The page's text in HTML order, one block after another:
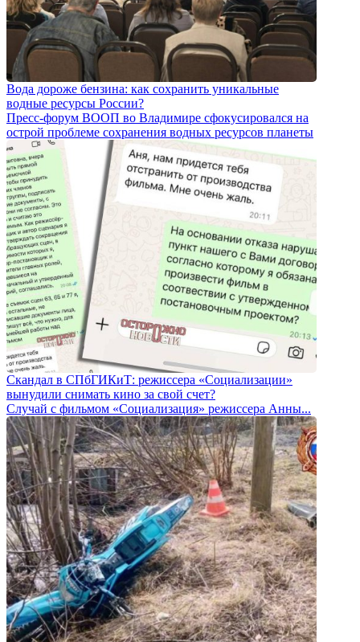
Вода дороже бензина: как сохранить уникальные
водные ресурсы России?
Пресс-форум ВООП во Владимире сфокусировался на
острой проблеме сохранения водных ресурсов планеты
Скандал в СПбГИКиТ: режиссера «Социализации»
вынудили снимать кино за свой счет?
Случай с фильмом «Социализация» режиссера Анны...